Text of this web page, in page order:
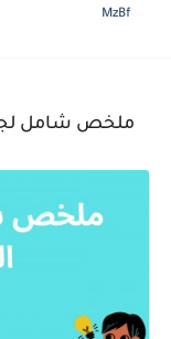
MzBf
ملخص شامل